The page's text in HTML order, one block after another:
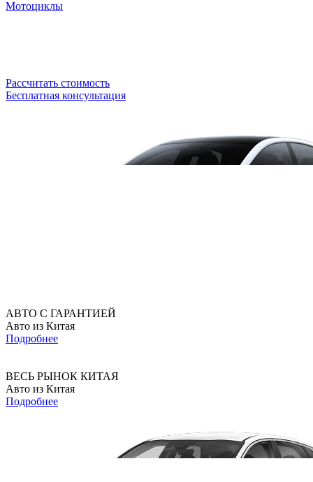
Мотоциклы
Рассчитать стоимость
Бесплатная консультация
АВТО С ГАРАНТИЕЙ
Авто из Китая
Подробнее
ВЕСЬ РЫНОК КИТАЯ
Авто из Китая
Подробнее